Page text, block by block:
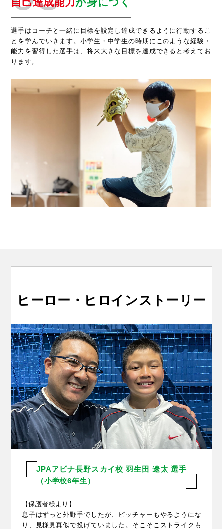
選手は コーチと一緒に目標を設定し達成できるように行動するこ
とを学んでいきます。小学生・中学生の時期にこのような経験・
能力を習得した選手は、将来大きな目標を達成できると考えてお
ります。
ヒーロー・ヒロインストーリー
JPAアピナ長野スカイ校 羽生田 遼太 選手
（小学校6年生）
【保護者様より】
息子はずっと外野手でしたが、ピッチャーもやるようにな
り、見様見真似で投げていました。そこそこストライクも